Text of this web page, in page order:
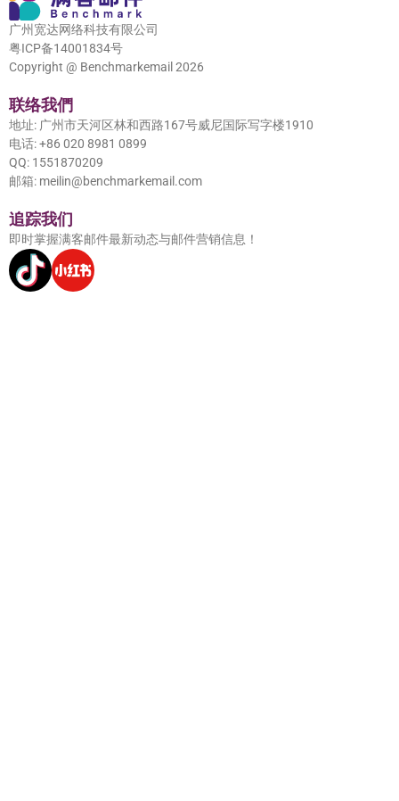
广州宽达网络科技有限公司
粤ICP备14001834号
Copyright @ Benchmarkemail 2026
联络我們
地址: 广州市天河区林和西路167号威尼国际写字楼1910
电话: +86 020 8981 0899
QQ: 1551870209
邮箱: meilin@benchmarkemail.com
追踪我们
即时掌握满客邮件最新动态与邮件营销信息！